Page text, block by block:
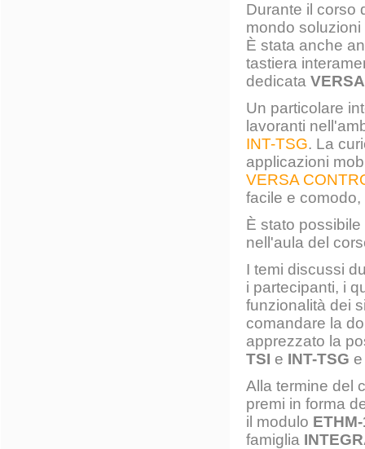
Durante il corso
mondo
È stata anche
tastiera
dedicata
Un particolare
lavoranti
INT-TSG. La
applicazioni
VERSA
facile e
È stato
nell'aula del
I temi discussi
i partecipanti, i
funzionalità dei
comandare la
apprezzato la
TSI e INT-TSG
Alla termine del
premi in forma
il modulo
famiglia